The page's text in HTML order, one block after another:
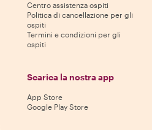
Centro assistenza ospiti
Politica di cancellazione per gli
ospiti
Termini e condizioni per gli
ospiti
Scarica la nostra app
App Store
Google Play Store